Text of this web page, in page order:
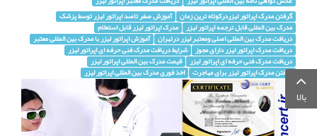
اخذ فوری مدرک بین المللی اپراتور لیزر گرفتن مدرک اپراتور لیزر برای مهاجرت
قیمت مدرک بین المللی اپراتور لیزر دریافت مدرک فنی حرفه ای اپراتور لیزر
شرایط دریافت مدرک فنی حرفه ای اپراتور لیزر دریافت مدرک اپراتور لیزر دارای مجوز
آموزش اپراتور لیزر با مدرک بین المللی معتبر دریافت مدرک بین المللی اصلی ومعتبر لیزر درتهران
مدرک اپراتور لیزر قابل استعلام مدرک بین المللی قابل ترجمه اپراتور لیزر
آموزش صفر تاصد اپراتور لیزر توسط پزشک گرفتن مدرک اپراتور لیزردرکوتاه ترین زمان
بالا